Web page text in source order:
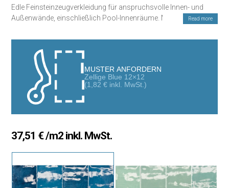
Edle Feinsteinzeugverkleidung für anspruchsvolle Innen- und
Außenwände, einschließlich Pool-Innenräume. Mit
Farben, inspiriert von handgefertigten Zellige-Fliesen, vereint mit
der zeitlosen Härte und Beständigkeit von Feinsteinzeug. In 9
luxuriösen Farben erhältlich, auch im gefragten Format 7×28 cm
Read more
MUSTER ANFORDERN
Zellige Blue 12×12
(1,82 € inkl. MwSt.)
37,51 €/m2 inkl. MwSt.